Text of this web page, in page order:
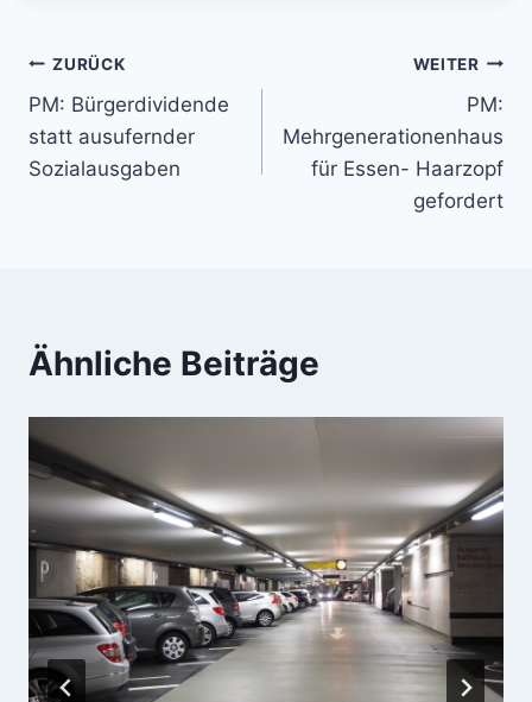
Beitragsnavigation
ZURÜCK
PM: Bürgerdividende
statt ausufernder
Sozialausgaben
WEITER
PM:
Mehrgenerationenhaus
für Essen- Haarzopf
gefordert
Ähnliche Beiträge